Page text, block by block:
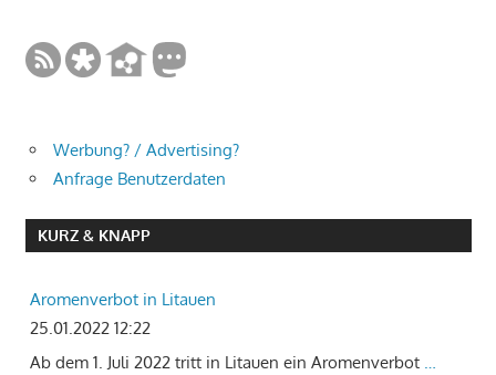
Werbung? / Advertising?
Anfrage Benutzerdaten
KURZ & KNAPP
Aromenverbot in Litauen
25.01.2022 12:22
Ab dem 1. Juli 2022 tritt in Litauen ein Aromenverbot …